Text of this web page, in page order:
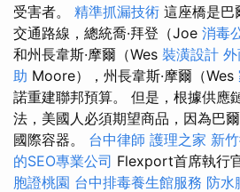
受害者。 精準抓漏技術 這座橋是巴
交通路線，總統喬·拜登（Joe 消毒
和州長韋斯·摩爾（Wes 裝潢設計
助 Moore），州長韋斯·摩爾（Wes
諾重建聯邦預算。 但是，根據供應
法，美國人必須期望商品，因為巴
國際容器。 台中律師 護理之家 新
的SEO專業公司 Flexport首席執行
胞證桃園 台中排毒養生館服務 防水